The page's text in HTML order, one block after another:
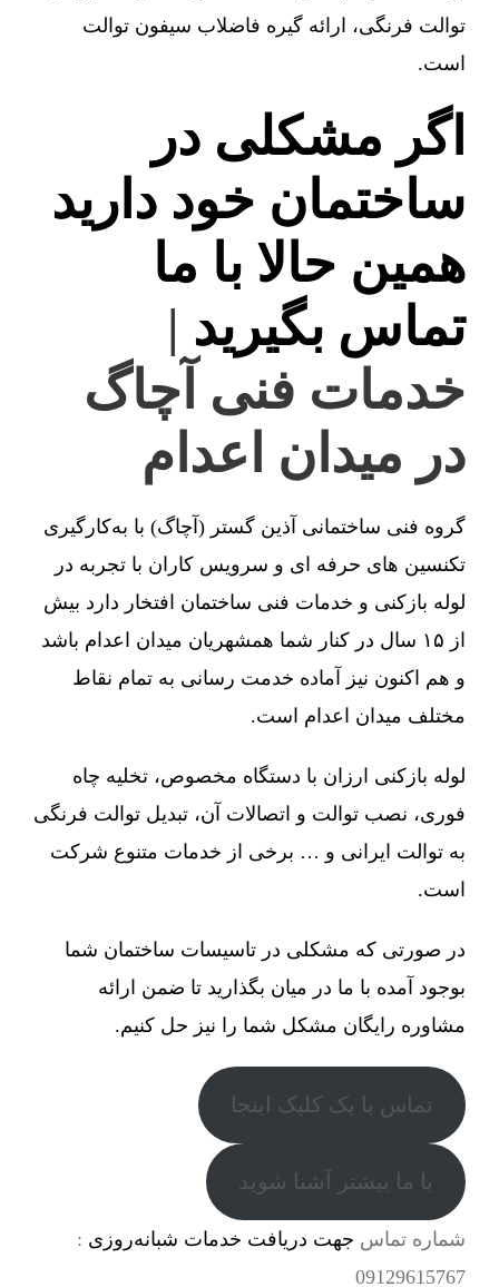
توالت فرنگی، ارائه گیره فاضلاب سیفون توالت
است.
اگر مشکلی در
ساختمان خود دارید
همین حالا با ما
تماس بگیرید |
خدمات فنی آچاگ
در میدان اعدام
گروه فنی ساختمانی آذین گستر (آچاگ) با به‌کارگیری
تکنسین های حرفه ای و سرویس کاران با تجربه در
لوله بازکنی و خدمات فنی ساختمان افتخار دارد بیش
از ۱۵ سال در کنار شما همشهریان میدان اعدام باشد
و هم اکنون نیز آماده خدمت رسانی به تمام نقاط
مختلف میدان اعدام است.
لوله بازکنی ارزان با دستگاه مخصوص، تخلیه چاه
فوری، نصب توالت و اتصالات آن، تبدیل توالت فرنگی
به توالت ایرانی و … برخی از خدمات متنوع شرکت
است.
در صورتی که مشکلی در تاسیسات ساختمان شما
بوجود آمده با ما در میان بگذارید تا ضمن ارائه
مشاوره رایگان مشکل شما را نیز حل کنیم.
تماس با یک کلیک اینجا
با ما بیشتر آشنا شوید
شماره تماس جهت دریافت خدمات شبانه‌روزی :
09129615767